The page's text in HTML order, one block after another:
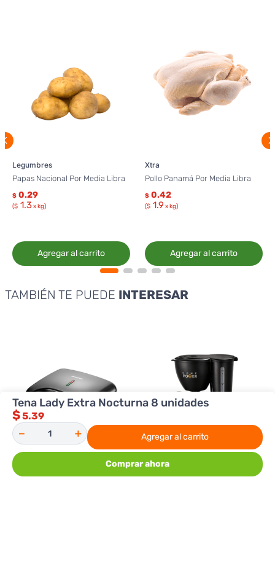
Legumbres
Papas Nacional Por Media Libra
$ 0.29
($ 1.3x kg)
Agregar al carrito
Xtra
Pollo Panamá Por Media Libra
$ 0.42
($ 1.9 x kg)
Agregar al carrito
TAMBIÉN TE PUEDE INTERESAR
Premier
HomePower
Tena Lady Extra Nocturna 8 unidades
$5.39
＋
－ Agregar al carrito
Comprar ahora